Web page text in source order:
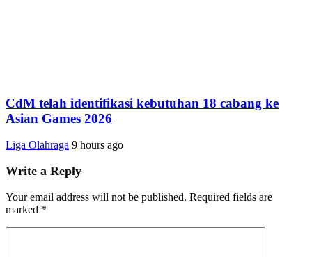
CdM telah identifikasi kebutuhan 18 cabang ke
Asian Games 2026
Liga Olahraga 9 hours ago
Write a Reply
Your email address will not be published. Required fields are
marked *